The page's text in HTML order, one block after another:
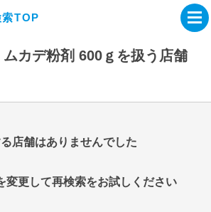
TOP
サイト
ト
ョップ
ちら
カデ粉剤 600ｇを扱う店舗
店舗はありませんでした
変更して再検索をお試しください